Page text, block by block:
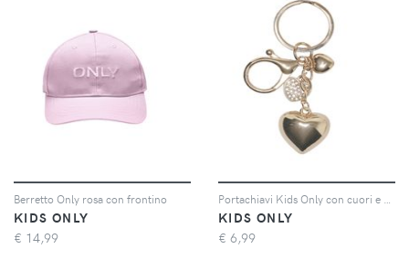
Berretto Only rosa con frontino
KIDS ONLY
€ 14,99
KIDS ONLY
€ 6,99